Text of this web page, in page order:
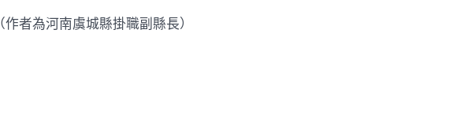
（作者為河南虞城縣掛職副縣長）